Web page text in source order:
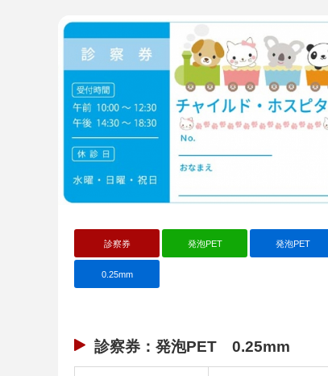
診察券 発泡PET 発泡PET
0.25mm
診察券：発泡PET 0.25mm